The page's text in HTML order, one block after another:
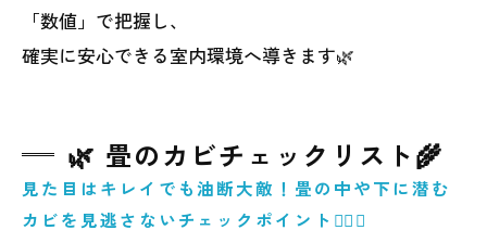
「数値」で把握し、
確実に安心できる室内環境へ導きます🌿
🌿 畳のカビチェックリスト🌾
見た目はキレイでも油断大敵！畳の中や下に潜む
カビを見逃さないチェックポイント🕵️‍♀️✨